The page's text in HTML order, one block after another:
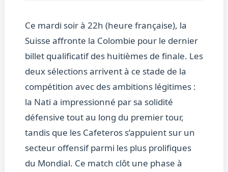
Ce mardi soir à 22h (heure française), la
Suisse affronte la Colombie pour le dernier
billet qualificatif des huitièmes de finale. Les
deux sélections arrivent à ce stade de la
compétition avec des ambitions légitimes :
la Nati a impressionné par sa solidité
défensive tout au long du premier tour,
tandis que les Cafeteros s’appuient sur un
secteur offensif parmi les plus prolifiques
du Mondial. Ce match clôt une phase à